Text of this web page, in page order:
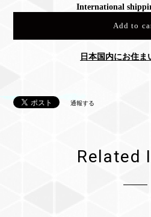
International
Add to
日本国内にお住ま
通報する
Related